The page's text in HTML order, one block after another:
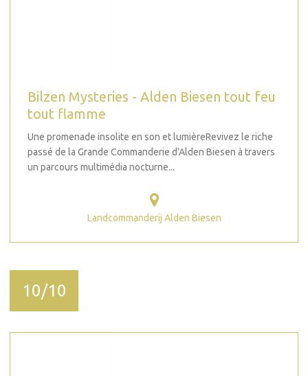
Bilzen Mysteries - Alden Biesen tout feu
tout flamme
Une promenade insolite en son et lumièreRevivez le riche
passé de la Grande Commanderie d'Alden Biesen à travers
un parcours multimédia nocturne...
Landcommanderij Alden Biesen
10/10